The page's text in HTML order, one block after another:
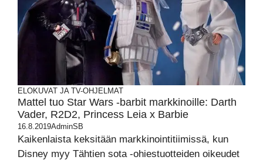
ELOKUVAT JA TV-OHJELMAT
Mattel tuo Star Wars -barbit markkinoille: Darth
Vader, R2D2, Princess Leia x Barbie
16.8.2019AdminSB
Kaikenlaista keksitään markkinointitiimissä, kun
Disney myy Tähtien sota -ohiestuotteiden oikeudet